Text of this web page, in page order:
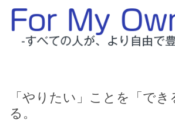
「やりたい」ことを「でき
る。